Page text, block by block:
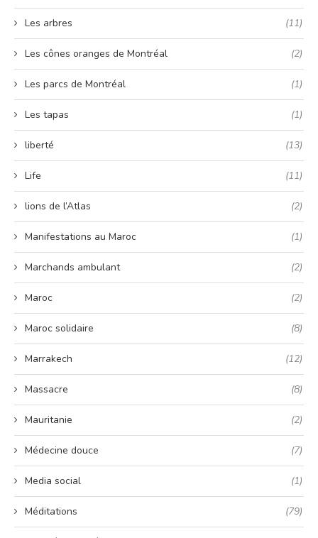
Les arbres (11)
Les cônes oranges de Montréal (2)
Les parcs de Montréal (1)
Les tapas (1)
liberté (13)
Life (11)
lions de l’Atlas (2)
Manifestations au Maroc (1)
Marchands ambulant (2)
Maroc (2)
Maroc solidaire (8)
Marrakech (12)
Massacre (8)
Mauritanie (2)
Médecine douce (7)
Media social (1)
Méditations (79)